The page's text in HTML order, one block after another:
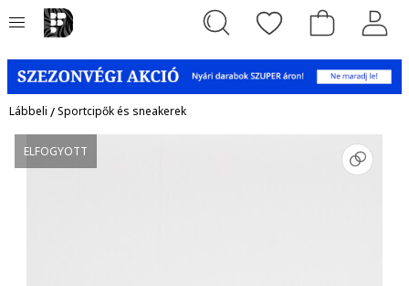
Lábbeli /Sportcipők és sneakerek
ELFOGYOTT